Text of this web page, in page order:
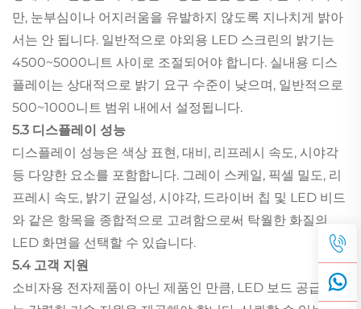
만, 눈부심이나 어지러움을 유발하지 않도록 지나치게 밝아
서는 안 됩니다. 일반적으로 야외용 LED 스크린의 밝기는
4500~5000니트 사이로 조절되어야 합니다. 실내용 디스
플레이는 상대적으로 밝기 요구 수준이 낮으며, 일반적으로
500~1000니트 범위 내에서 설정됩니다.
5.3 디스플레이 성능
디스플레이 성능은 색상 표현, 대비, 리프레시 속도, 시야각
등 다양한 요소를 포함합니다. 그레이 스케일, 픽셀 밀도, 리
프레시 속도, 밝기 균일성, 시야각, 드라이버 칩 및 LED 비드
와 같은 항목을 종합적으로 고려함으로써 탁월한 화질의
LED 화면을 선택할 수 있습니다.
5.4 고객 지원
소비자용 전자제품이 아닌 제품인 만큼, LED 보드 공급업체